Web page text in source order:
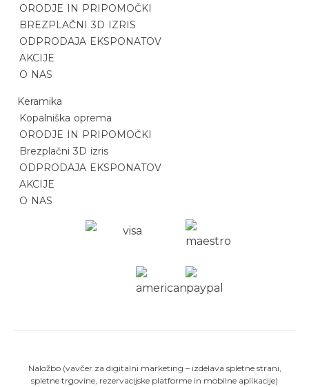
ORODJE IN PRIPOMOČKI
BREZPLAČNI 3D IZRIS
ODPRODAJA EKSPONATOV
AKCIJE
O NAS
Keramika
Kopalniška oprema
ORODJE IN PRIPOMOČKI
Brezplačni 3D izris
ODPRODAJA EKSPONATOV
AKCIJE
O NAS
Naložbo (vavčer za digitalni marketing – izdelava spletne strani,
spletne trgovine, rezervacijske platforme in mobilne aplikacije)